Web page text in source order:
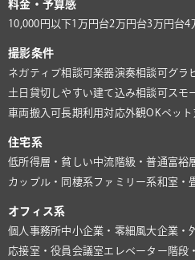
料金・予算感
10,000円以下1万円台2万円台3万円台4
撮影条件
ネガティブ相談可楽器演奏相談可グラ
土日貸切しやすい建て込み相談可スモ
車両搬入可長期利用対応外観OKペッ
住宅系
低所得層・貧しい中流階級・普通富裕
カップル・同棲系ファミリー系和室・
オフィス系
個人事務所中小企業・零細風大企業・
応接室・役員会議室 エレベーター階段